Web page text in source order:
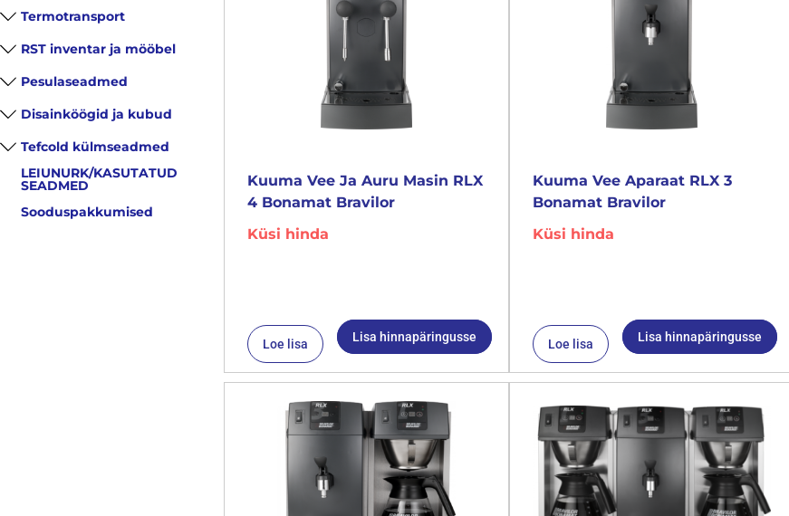
Termotransport
RST inventar ja mööbel
Pesulaseadmed
Disainköögid ja kubud
Tefcold külmseadmed
LEIUNURK/KASUTATUD
SEADMED
Sooduspakkumised
Kuuma Vee Ja Auru Masin RLX
4 Bonamat Bravilor
Küsi hinda
Loe lisa Lisa hinnapäringusse
Kuuma Vee Aparaat RLX 3
Bonamat Bravilor
Küsi hinda
Loe lisa Lisa hinnapäringusse